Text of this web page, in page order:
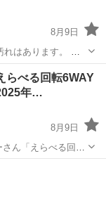
8月9日
はあります。 対
あり
らべる回転6WAY
年…
8月9日
す✨ 成長に